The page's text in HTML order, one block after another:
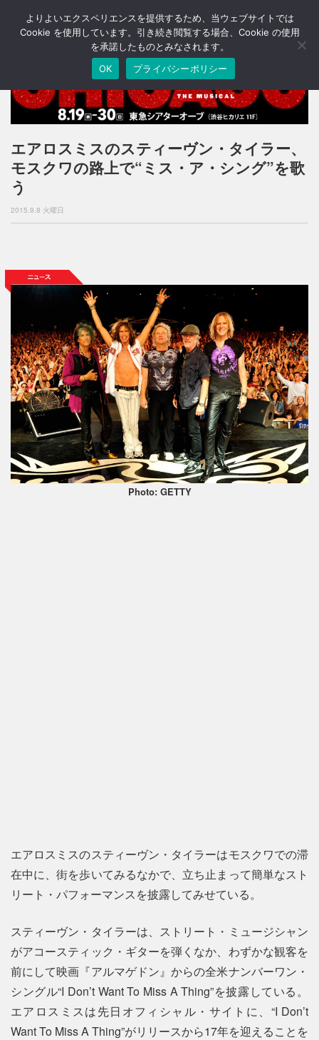
T
o
n
v
g
a
n
エアロスミスのスティーヴン・タイラー、
モスクワの路上で“ミス・ア・シング”を歌
う
2015.9.8 火曜日
Photo: GETTY
エアロスミスのスティーヴン・タイラーはモスクワでの滞
在中に、街を歩いてみるなかで、立ち止まって簡単なスト
リート・パフォーマンスを披露してみせている。
スティーヴン・タイラーは、ストリート・ミュージシャン
がアコースティック・ギターを弾くなか、わずかな観客を
前にして映画『アルマゲドン』からの全米ナンバーワン・
シングル“I Don’t Want To Miss A Thing”を披露している。
エアロスミスは先日オフィシャル・サイトに、“I Don’t
Want To Miss A Thing”がリリースから17年を迎えることを
よりよいエクスペリエンスを提供するため、当ウェブサイトでは
Cookie を使用しています。引き続き閲覧する場合、Cookie の使用
を承諾したものとみなされます。
OK
プライバシーポリシー